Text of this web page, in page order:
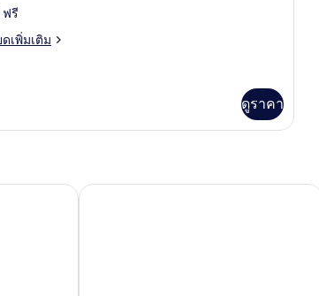
ร์ด
ฟรี
เพิ่มเติม
ดูราคา
โรงแรม จีรัลดา เซ็นเตอร์